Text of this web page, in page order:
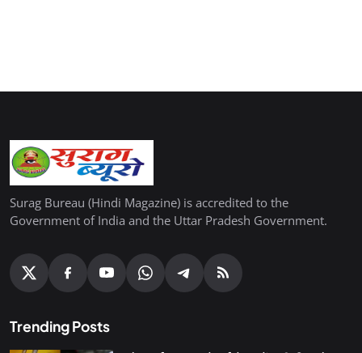
Surag Bureau (Hindi Magazine) is accredited to the
Government of India and the Uttar Pradesh Government.
Trending Posts